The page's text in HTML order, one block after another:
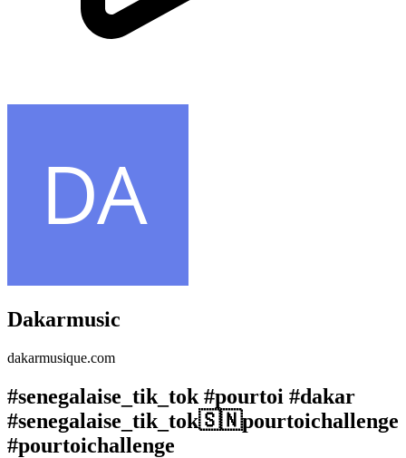
Dakarmusic
dakarmusique.com
#senegalaise_tik_tok #pourtoi #dakar
#senegalaise_tik_tok🇸🇳pourtoichallenge
#pourtoichallenge